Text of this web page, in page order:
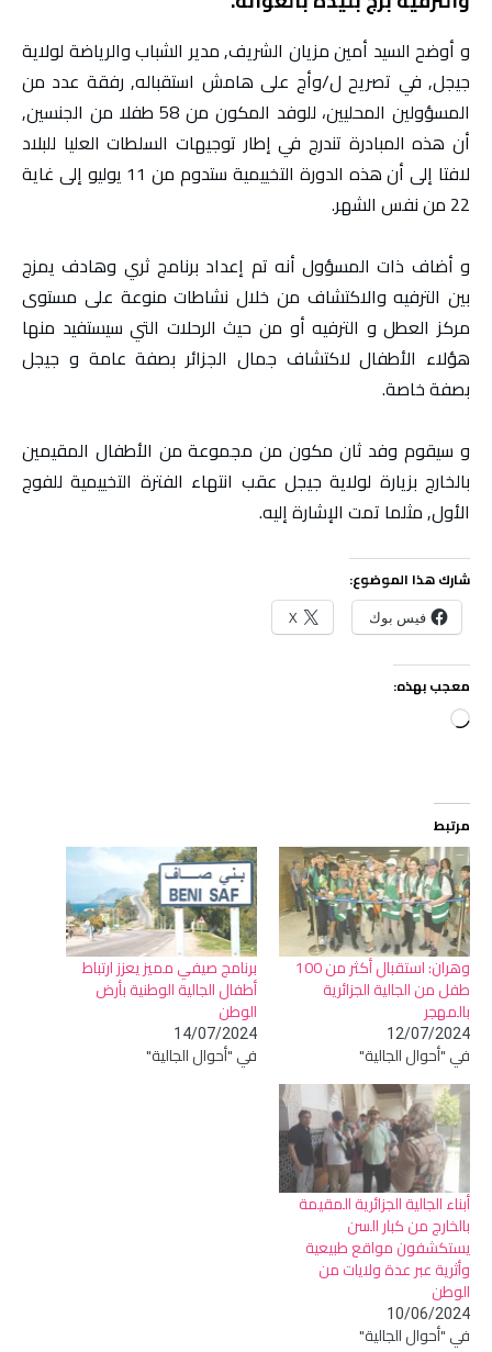
و أوضح السيد أمين مزيان الشريف, مدير الشباب والرياضة لولاية
جيجل, في تصريح ل/وأج على هامش استقباله, رفقة عدد من
المسؤولين المحليين، للوفد المكون من 58 طفلا من الجنسين,
أن هذه المبادرة تندرج في إطار توجيهات السلطات العليا للبلاد
لافتا إلى أن هذه الدورة التخييمية ستدوم من 11 يوليو إلى غاية
22 من نفس الشهر.
و أضاف ذات المسؤول أنه تم إعداد برنامج ثري وهادف يمزج
بين الترفيه والاكتشاف من خلال نشاطات منوعة على مستوى
مركز العطل و الترفيه أو من حيث الرحلات التي سيستفيد منها
هؤلاء الأطفال لاكتشاف جمال الجزائر بصفة عامة و جيجل
بصفة خاصة.
و سيقوم وفد ثان مكون من مجموعة من الأطفال المقيمين
بالخارج بزيارة لولاية جيجل عقب انتهاء الفترة التخييمية للفوج
الأول, مثلما تمت الإشارة إليه.
شارك هذا الموضوع:
فيس بوك X
معجب بهذه:
جاري
مرتبط
وهران: استقبال أكثر من 100
طفل من الجالية الجزائرية
بالمهجر
12/07/2024
في "أحوال الجالية"
برنامج صيفي مميز يعزز ارتباط
أطفال الجالية الوطنية بأرض
الوطن
14/07/2024
في "أحوال الجالية"
أبناء الجالية الجزائرية المقيمة
بالخارج من كبار السن
يستكشفون مواقع طبيعية
وأثرية عبر عدة ولايات من
الوطن
10/06/2024
في "أحوال الجالية"